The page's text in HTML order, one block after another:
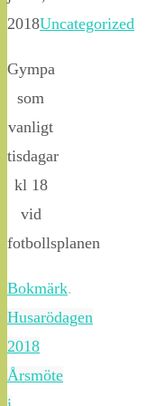
2018Uncategorized
Gympa
som
vanligt
tisdagar
kl 18
vid
fotbollsplanen
Bokmärk.
Husarödagen
2018
Årsmöte